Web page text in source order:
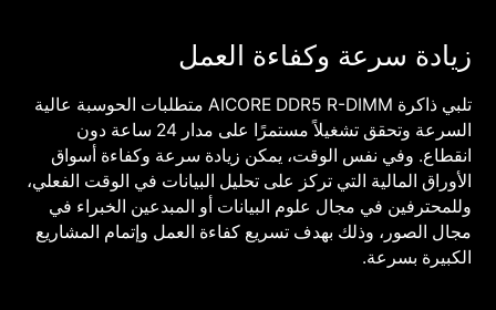
زيادة سرعة وكفاءة العمل
تلبي ذاكرة AICORE DDR5 R-DIMM متطلبات الحوسبة عالية
السرعة وتحقق تشغيلاً مستمرًا على مدار 24 ساعة دون
انقطاع. وفي نفس الوقت، يمكن زيادة سرعة وكفاءة أسواق
الأوراق المالية التي تركز على تحليل البيانات في الوقت الفعلي،
وللمحترفين في مجال علوم البيانات أو المبدعين الخبراء في
مجال الصور، وذلك بهدف تسريع كفاءة العمل وإتمام المشاريع
الكبيرة بسرعة.